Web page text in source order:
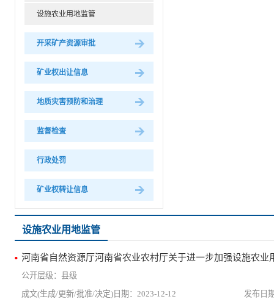
设施农业用地监管
开采矿产资源审批
矿业权出让信息
地质灾害预防和治理
监督检査
行政处罚
矿业权转让信息
设施农业用地监管
河南省自然资源厅河南省农业农村厅关于进一步加强设施农业
县级
2023-12-12